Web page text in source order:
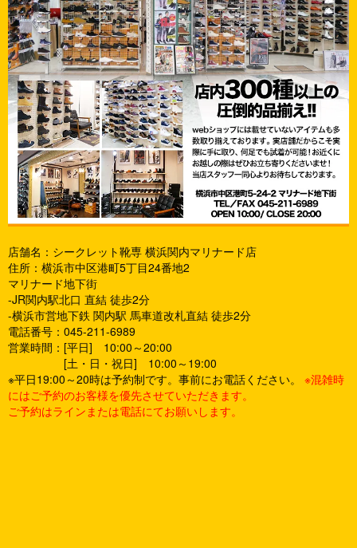
店舗名：シークレット靴専 横浜関内マリナード店
住所：横浜市中区港町5丁目24番地2
マリナード地下街
-JR関内駅北口 直結 徒歩2分
-横浜市営地下鉄 関内駅 馬車道改札直結 徒歩2分
電話番号：045-211-6989
営業時間：[平日] 10:00～20:00
[土・日・祝日] 10:00～19:00
※平日19:00～20時は予約制です。事前にお電話ください。 ※混雑時
にはご予約のお客様を優先させていただきます。
ご予約はラインまたは電話にてお願いします。